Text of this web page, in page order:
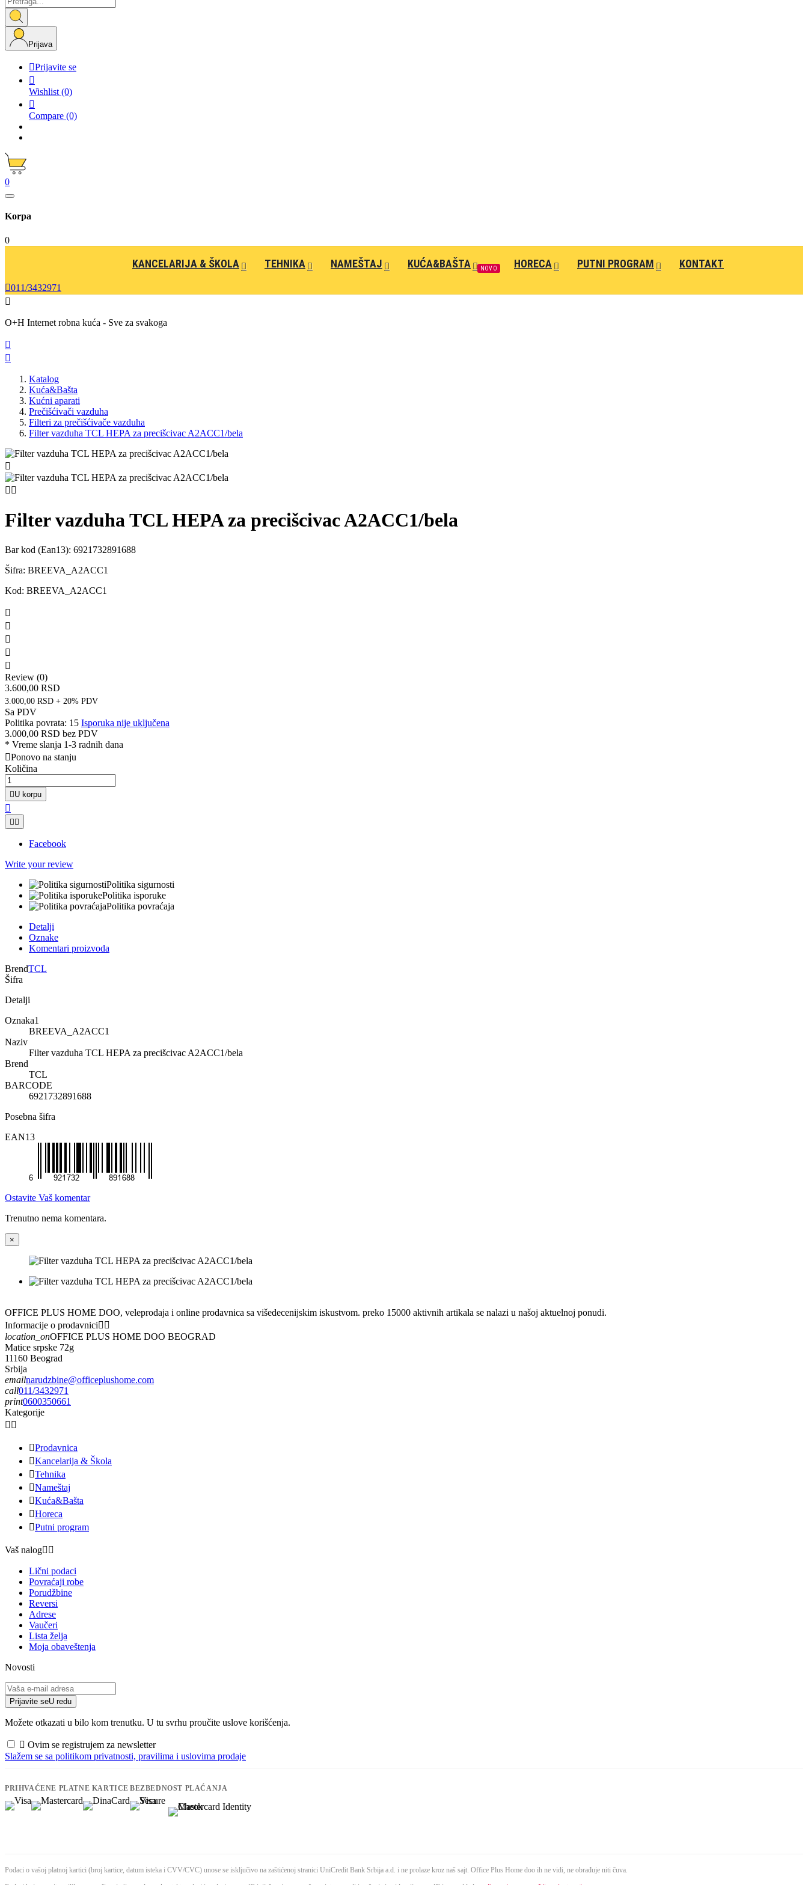
Prijava
Prijavite se

Wishlist (0)

Compare (0)
0
Korpa
0
KANCELARIJA & ŠKOLA TEHNIKA NAMEŠTAJ KUĆA&BAŠTA NOVO HORECA PUTNI PROGRAM KONTAKT
011/3432971

O+H Internet robna kuća - Sve za svakoga


Katalog
Kuća&Bašta
Kućni aparati
Prečišćivači vazduha
Filteri za prečišćivače vazduha
Filter vazduha TCL HEPA za precišcivac A2ACC1/bela

 
Filter vazduha TCL HEPA za precišcivac A2ACC1/bela
Bar kod (Ean13): 6921732891688
Šifra: BREEVA_A2ACC1
Kod: BREEVA_A2ACC1





Review (0)
3.600,00 RSD
3.000,00 RSD + 20% PDV
Sa PDV
Politika povrata: 15 Isporuka nije uključena
3.000,00 RSD bez PDV
* Vreme slanja 1-3 radnih dana
Ponovo na stanju
Količina
 U korpu

 
Facebook
Write your review
Politika sigurnosti
Politika isporuke
Politika povraćaja
Detalji
Oznake
Komentari proizvoda
BrendTCL
Šifra
Detalji
Oznaka1
BREEVA_A2ACC1
Naziv
Filter vazduha TCL HEPA za precišcivac A2ACC1/bela
Brend
TCL
BARCODE
6921732891688
Posebna šifra
EAN13
Ostavite Vaš komentar
Trenutno nema komentara.
×
OFFICE PLUS HOME DOO, veleprodaja i online prodavnica sa višedecenijskim iskustvom. preko 15000 aktivnih artikala se nalazi u našoj aktuelnoj ponudi.
Informacije o prodavnici 
location_onOFFICE PLUS HOME DOO BEOGRAD
Matice srpske 72g
11160 Beograd
Srbija
emailnarudzbine@officeplushome.com
call011/3432971
print0600350661
Kategorije
 
Prodavnica
Kancelarija & Škola
Tehnika
Nameštaj
Kuća&Bašta
Horeca
Putni program
Vaš nalog 
Lični podaci
Povraćaji robe
Porudžbine
Reversi
Adrese
Vaučeri
Lista želja
Moja obaveštenja
Novosti
Prijavite seU redu
Možete otkazati u bilo kom trenutku. U tu svrhu proučite uslove korišćenja.
 Ovim se registrujem za newsletter
Slažem se sa politikom privatnosti, pravilima i uslovima prodaje
PRIHVAĆENE PLATNE KARTICE BEZBEDNOST PLAĆANJA
Podaci o vašoj platnoj kartici (broj kartice, datum isteka i CVV/CVC) unose se isključivo na zaštićenoj stranici UniCredit Bank Srbija a.d. i ne prolaze kroz naš sajt. Office Plus Home doo ih ne vidi, ne obrađuje niti čuva.